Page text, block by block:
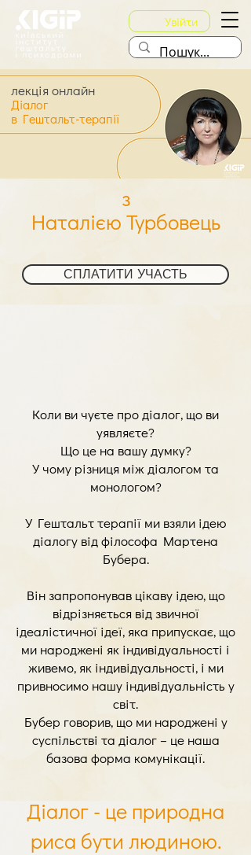
Увійти
лекція онлайн
Діалог
в Гештальт-терапії
з
Наталією Турбовець
СПЛАТИТИ УЧАСТЬ
Коли ви чуєте про діалог, що ви
уявляєте?
Що це на вашу думку?
У чому різниця між діалогом та
монологом?
У Гештальт терапії ми взяли ідею
діалогу від філософа Мартена
Бубера.
Він запропонував цікаву ідею, що
відрізняється від звичної
ідеалістичної ідеї, яка припускає, що
ми народжені як індивідуальності і
живемо, як індивідуальності, і ми
привносимо нашу індивідуальність у
світ.
Бубер говорив, що ми народжені у
суспільстві та діалог – це наша
базова форма комунікації.
Діалог - це природна
риса бути людиною.